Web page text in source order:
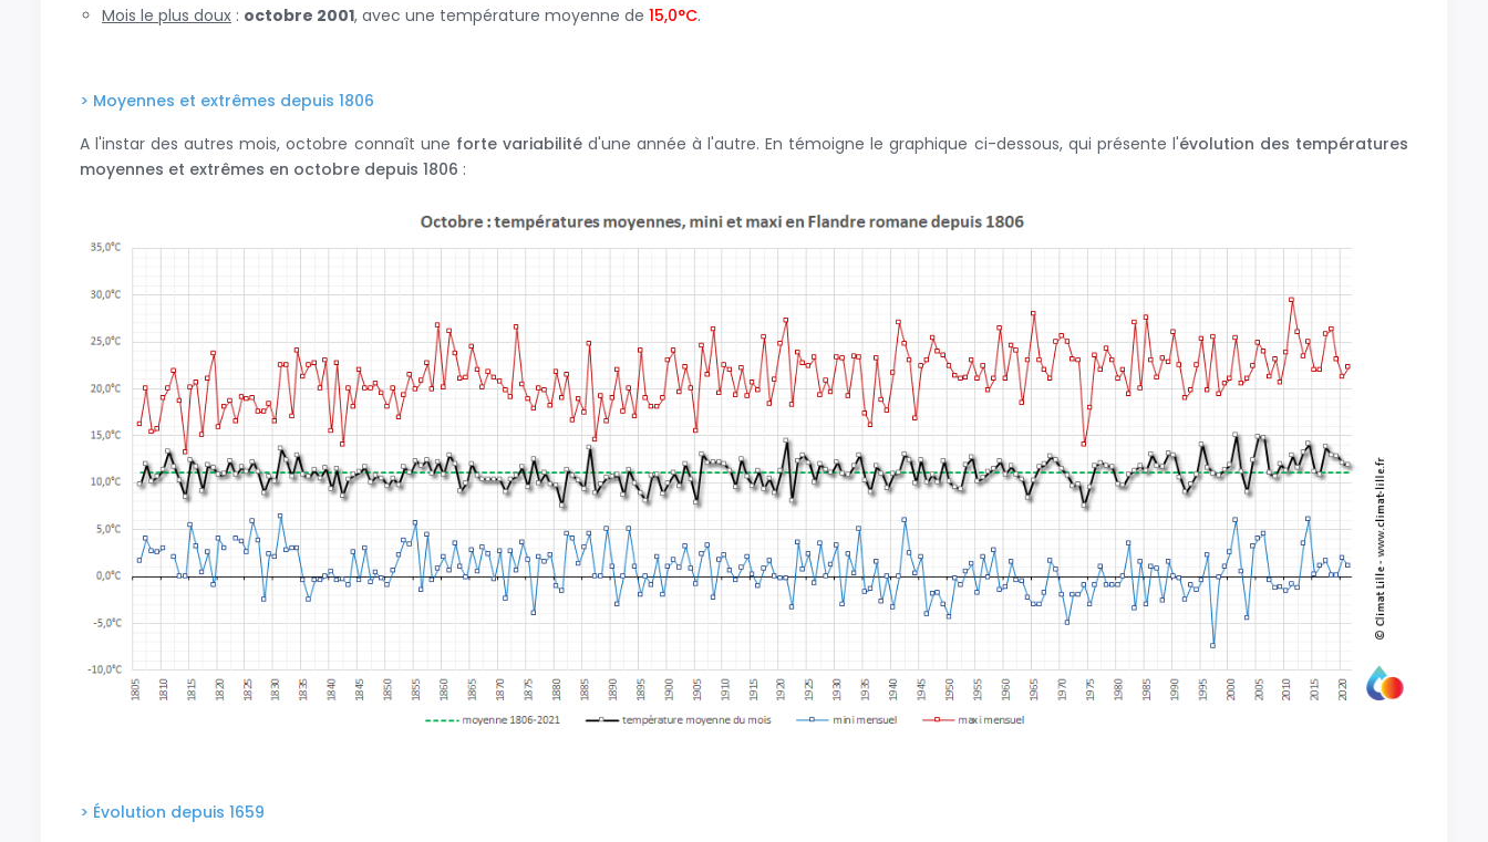
Mois le plus doux : octobre 2001, avec une température moyenne de 15,0°C.
> Moyennes et extrêmes depuis 1806
A l'instar des autres mois, octobre connaît une forte variabilitéd'une année à l'autre. En témoigne le graphique ci-dessous, qui présente l'évolution des températures
moyennes et extrêmes en octobre depuis 1806 :
> Évolution depuis 1659